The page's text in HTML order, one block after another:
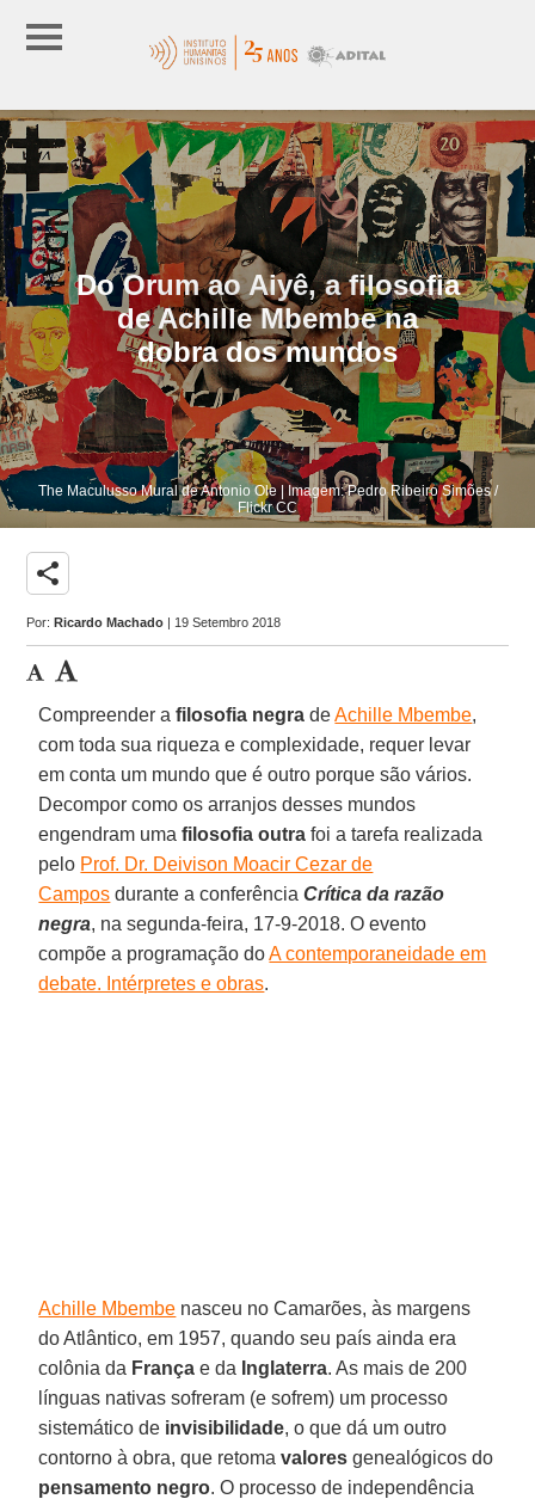
Do Orum ao Aiyê, a filosofia
de Achille Mbembe na
dobra dos mundos
The Maculusso Mural de Antonio Ole | Imagem: Pedro Ribeiro Simões /
Flickr CC
share
Por:Ricardo Machado | 19 Setembro 2018
Compreender afilosofia negra deAchille Mbembe,
com toda sua riqueza e complexidade, requer levar
em conta um mundo que é outro porque são vários.
Decompor como os arranjos desses mundos
engendram umafilosofia outra foi a tarefa realizada
pelo Prof. Dr. Deivison Moacir Cezar de
Campos durante a conferência Crítica da razão
negra, na segunda-feira, 17-9-2018. O evento
compõe a programação doA contemporaneidade em
debate. Intérpretes e obras.
Achille Mbembe nasceu no Camarões, às margens
do Atlântico, em 1957, quando seu país ainda era
colônia da França e da Inglaterra. As mais de 200
línguas nativas sofreram (e sofrem) um processo
sistemático de invisibilidade, o que dá um outro
contorno à obra, que retomavalores genealógicos do
pensamento negro. O processo de independência